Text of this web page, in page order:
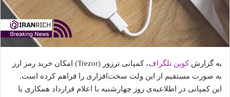
به گزارشکوین تلگراف
، کمپانی ترزور (Trezor) امکان خرید رمز ارز
به صورت مستقیم از این ولت سخت‌افزاری را فراهم کرده است.
این کمپانی در اطلاعیه‌ی روز چهارشنبه با اعلام قرارداد همکاری با